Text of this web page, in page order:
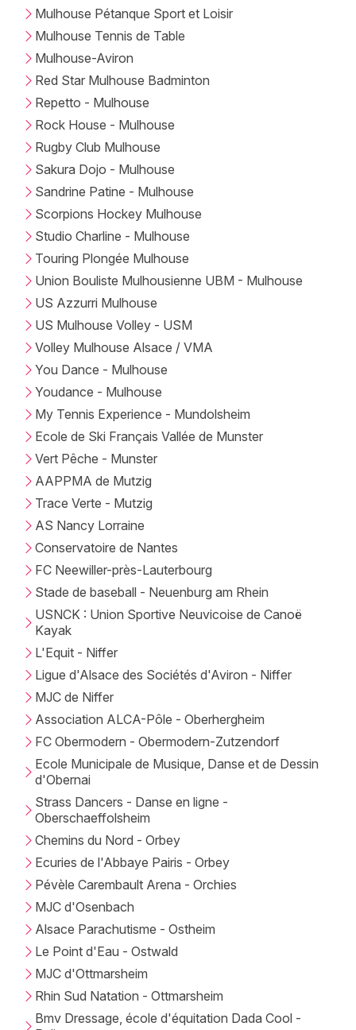
Mulhouse Pétanque Sport et Loisir
Mulhouse Tennis de Table
Mulhouse-Aviron
Red Star Mulhouse Badminton
Repetto - Mulhouse
Rock House - Mulhouse
Rugby Club Mulhouse
Sakura Dojo - Mulhouse
Sandrine Patine - Mulhouse
Scorpions Hockey Mulhouse
Studio Charline - Mulhouse
Touring Plongée Mulhouse
Union Bouliste Mulhousienne UBM - Mulhouse
US Azzurri Mulhouse
US Mulhouse Volley - USM
Volley Mulhouse Alsace / VMA
You Dance - Mulhouse
Youdance - Mulhouse
My Tennis Experience - Mundolsheim
Ecole de Ski Français Vallée de Munster
Vert Pêche - Munster
AAPPMA de Mutzig
Trace Verte - Mutzig
AS Nancy Lorraine
Conservatoire de Nantes
FC Neewiller-près-Lauterbourg
Stade de baseball - Neuenburg am Rhein
USNCK : Union Sportive Neuvicoise de Canoë
Kayak
L'Equit - Niffer
Ligue d'Alsace des Sociétés d'Aviron - Niffer
MJC de Niffer
Association ALCA-Pôle - Oberhergheim
FC Obermodern - Obermodern-Zutzendorf
Ecole Municipale de Musique, Danse et de Dessin
d'Obernai
Strass Dancers - Danse en ligne -
Oberschaeffolsheim
Chemins du Nord - Orbey
Ecuries de l'Abbaye Pairis - Orbey
Pévèle Carembault Arena - Orchies
MJC d'Osenbach
Alsace Parachutisme - Ostheim
Le Point d'Eau - Ostwald
MJC d'Ottmarsheim
Rhin Sud Natation - Ottmarsheim
Bmv Dressage, école d'équitation Dada Cool -